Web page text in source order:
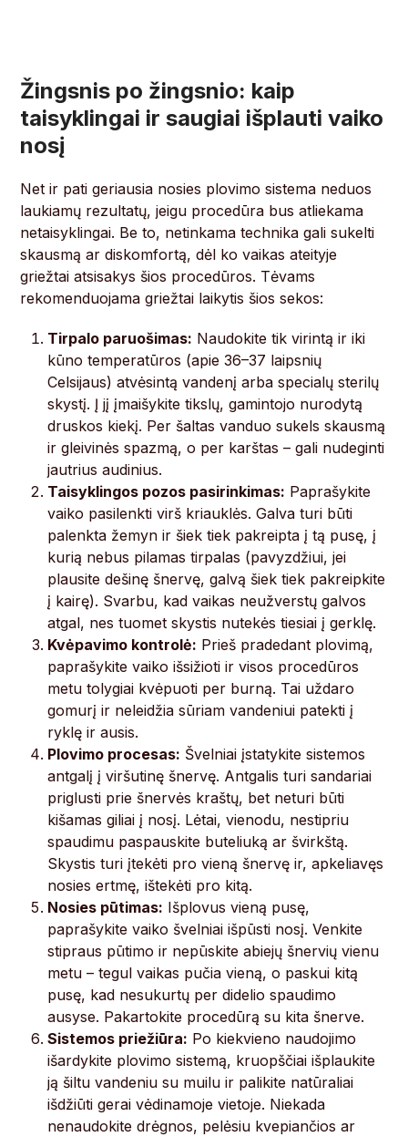
Žingsnis po žingsnio: kaip
taisyklingai ir saugiai išplauti vaiko
nosį
Net ir pati geriausia nosies plovimo sistema neduos
laukiamų rezultatų, jeigu procedūra bus atliekama
netaisyklingai. Be to, netinkama technika gali sukelti
skausmą ar diskomfortą, dėl ko vaikas ateityje
griežtai atsisakys šios procedūros. Tėvams
rekomenduojama griežtai laikytis šios sekos:
Tirpalo paruošimas: Naudokite tik virintą ir iki
kūno temperatūros (apie 36–37 laipsnių
Celsijaus) atvėsintą vandenį arba specialų sterilų
skystį. Į jį įmaišykite tikslų, gamintojo nurodytą
druskos kiekį. Per šaltas vanduo sukels skausmą
ir gleivinės spazmą, o per karštas – gali nudeginti
jautrius audinius.
Taisyklingos pozos pasirinkimas: Paprašykite
vaiko pasilenkti virš kriauklės. Galva turi būti
palenkta žemyn ir šiek tiek pakreipta į tą pusę, į
kurią nebus pilamas tirpalas (pavyzdžiui, jei
plausite dešinę šnervę, galvą šiek tiek pakreipkite
į kairę). Svarbu, kad vaikas neužverstų galvos
atgal, nes tuomet skystis nutekės tiesiai į gerklę.
Kvėpavimo kontrolė: Prieš pradedant plovimą,
paprašykite vaiko išsižioti ir visos procedūros
metu tolygiai kvėpuoti per burną. Tai uždaro
gomurį ir neleidžia sūriam vandeniui patekti į
ryklę ir ausis.
Plovimo procesas: Švelniai įstatykite sistemos
antgalį į viršutinę šnervę. Antgalis turi sandariai
priglusti prie šnervės kraštų, bet neturi būti
kišamas giliai į nosį. Lėtai, vienodu, nestipriu
spaudimu paspauskite buteliuką ar švirkštą.
Skystis turi įtekėti pro vieną šnervę ir, apkeliavęs
nosies ertmę, ištekėti pro kitą.
Nosies pūtimas: Išplovus vieną pusę,
paprašykite vaiko švelniai išpūsti nosį. Venkite
stipraus pūtimo ir nepūskite abiejų šnervių vienu
metu – tegul vaikas pučia vieną, o paskui kitą
pusę, kad nesukurtų per didelio spaudimo
ausyse. Pakartokite procedūrą su kita šnerve.
Sistemos priežiūra: Po kiekvieno naudojimo
išardykite plovimo sistemą, kruopščiai išplaukite
ją šiltu vandeniu su muilu ir palikite natūraliai
išdžiūti gerai vėdinamoje vietoje. Niekada
nenaudokite drėgnos, pelėsiu kvepiančios ar